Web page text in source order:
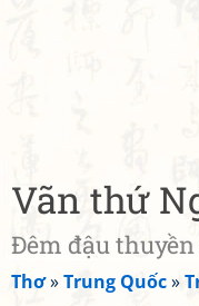
Vãn thứ
Đêm đậu thuyền
Thơ»Trung Quốc»